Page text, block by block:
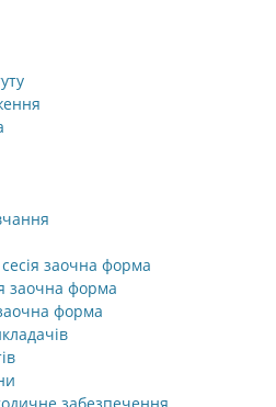
заочна форма
заочна форма
форма